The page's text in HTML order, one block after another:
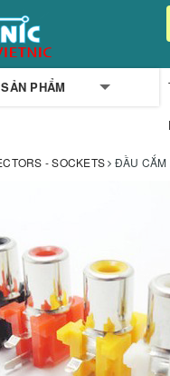
PHẨM
- SOCKETS ĐẦU CẮM